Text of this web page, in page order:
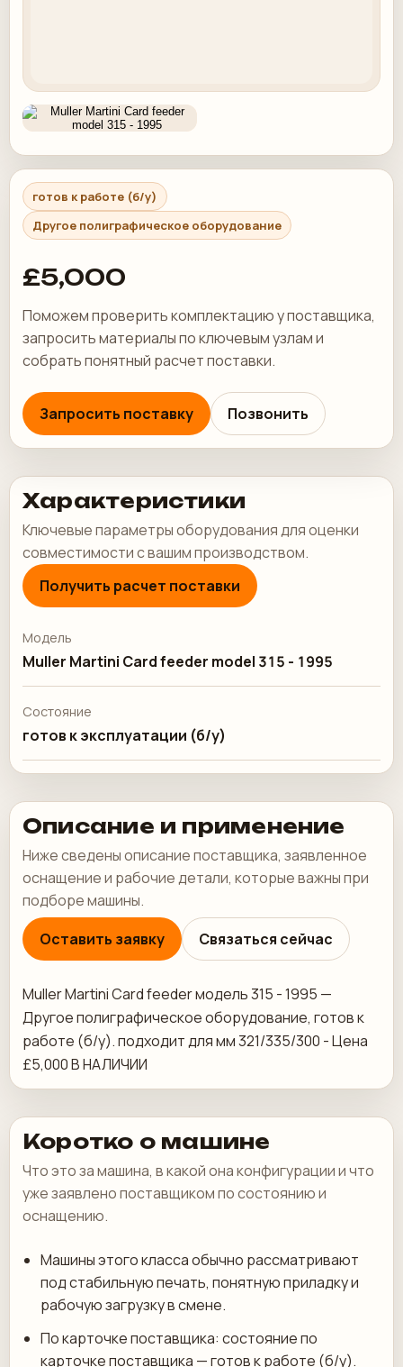
готов к работе (б/у)
Другое полиграфическое оборудование
£5,000
Поможем проверить комплектацию у поставщика,
запросить материалы по ключевым узлам и
собрать понятный расчет поставки.
Запросить поставку Позвонить
Характеристики
Ключевые параметры оборудования для оценки
совместимости с вашим производством.
Получить расчет поставки
Модель
Muller Martini Card feeder model 315 - 1995
Состояние
готов к эксплуатации (б/у)
Описание и применение
Ниже сведены описание поставщика, заявленное
оснащение и рабочие детали, которые важны при
подборе машины.
Оставить заявку
Связаться сейчас
Muller Martini Card feeder модель 315 - 1995 —
Другое полиграфическое оборудование, готов к
работе (б/у). подходит для мм 321/335/300 - Цена
£5,000 В НАЛИЧИИ
Коротко о машине
Что это за машина, в какой она конфигурации и что
уже заявлено поставщиком по состоянию и
оснащению.
Машины этого класса обычно рассматривают
под стабильную печать, понятную приладку и
рабочую загрузку в смене.
По карточке поставщика: состояние по
карточке поставщика — готов к работе (б/у).